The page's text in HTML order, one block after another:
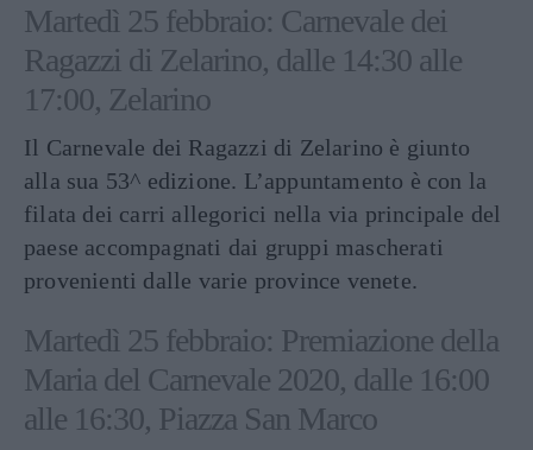
Martedì 25 febbraio: Carnevale dei
Ragazzi di Zelarino, dalle 14:30 alle
17:00, Zelarino
Il Carnevale dei Ragazzi di Zelarino è giunto
alla sua 53^ edizione. L’appuntamento è con la
filata dei carri allegorici nella via principale del
paese accompagnati dai gruppi mascherati
provenienti dalle varie province venete.
Martedì 25 febbraio: Premiazione della
Maria del Carnevale 2020, dalle 16:00
alle 16:30, Piazza San Marco